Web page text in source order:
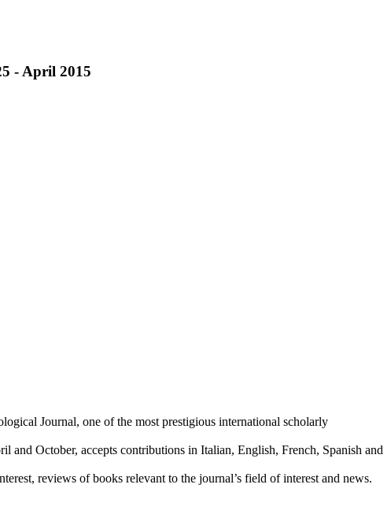
- April 2015
Journal, one of the most prestigious international scholarly
and October, accepts contributions in Italian, English, French, Spanish and
reviews of books relevant to the journal’s field of interest and news.